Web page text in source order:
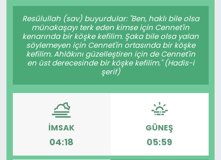
Resûlullah (sav) buyurdular: "Ben, haklı bile olsa
münakaşayı terk eden kimse için Cennet'in
kenarında bir köşke kefilim. Şaka bile olsa yalan
söylemeyen için Cennet'in ortasında bir köşke
kefilim. Ahlâkını güzelleştiren için de Cennet'in
en üst derecesinde bir köşke kefilim." (Hadis-i
şerif)
İMSAK
04:18
GÜNEŞ
05:59
Gündem
KKTC
KKTC YEREL SEÇİM 2018
Kültür Sanat
Magazin
Moda